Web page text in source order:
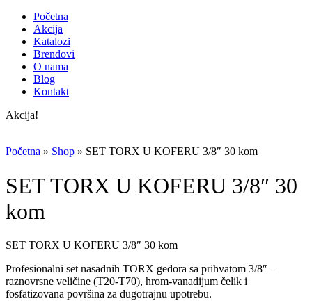
Početna
Akcija
Katalozi
Brendovi
O nama
Blog
Kontakt
Akcija!
Početna » Shop » SET TORX U KOFERU 3/8″ 30 kom
SET TORX U KOFERU 3/8″ 30
kom
SET TORX U KOFERU 3/8″ 30 kom
Profesionalni set nasadnih TORX gedora sa prihvatom 3/8″ –
raznovrsne veličine (T20‑T70), hrom‑vanadijum čelik i
fosfatizovana površina za dugotrajnu upotrebu.